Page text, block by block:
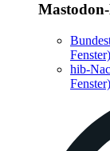
Fenster)
hib-
Fenster)